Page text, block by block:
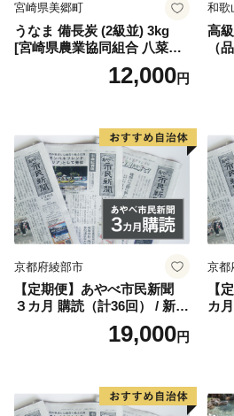
田原市は愛知県南部の渥美半島
域を市域としています。美しい
条件から農業が盛んで、温室メ
トコーン、スイカなどの露地栽
養豚などの畜産もあり全国有数の
皆様に安全・安心な農産物をお
このような中、田原市では「う
ーデンシティ」を目指し、市民
努力しております。また、市外
を訪れ、さらには定住していただ
サーフタウン構想を掲げ、推進
安全・安心な農産物を全国にお
型農業の実現などにも力を注いで
「応援団」として「ふるさと納
す。多くの皆様からのご支援を
宮崎県美郷町
うなま 備長炭 (2級並) 3kg
[宮崎県農業協同組合 八菜館
ひゅうが店 宮崎県 美郷町 31
ap0012] BBQ 七輪 焼肉 高火
ュー 宮崎県 産 送料無料
12,000円
和歌
高
（
京都府綾部市
【定期便】あやべ市民新聞
３カ月 購読（計36回） / 新聞
情報誌 定期購読 綾部市 / 株
式会社あやべ市民新聞社［B
19,000円
京都
【
カ
報
会